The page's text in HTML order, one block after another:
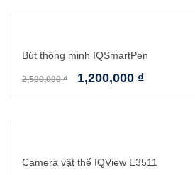
Bút thông minh IQSmartPen
2,500,000₫ 1,200,000 ₫
Camera vật thể IQView E3511